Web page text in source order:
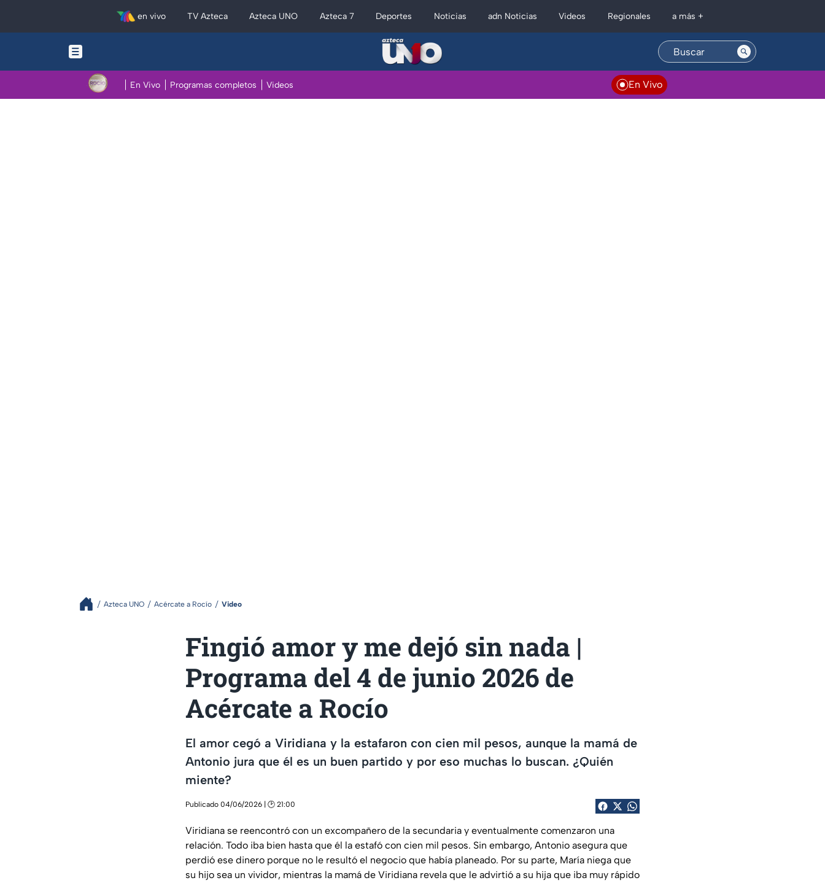
en vivo TV Azteca Azteca UNO Azteca 7 Deportes Noticias adn Noticias Videos Regionales a más +
En Vivo Programas completos Videos En Vivo
Azteca UNO Acércate a Rocío Video
Fingió amor y me dejó sin nada |
Programa del 4 de junio 2026 de
Acércate a Rocío
El amor cegó a Viridiana y la estafaron con cien mil pesos, aunque la mamá de
Antonio jura que él es un buen partido y por eso muchas lo buscan. ¿Quién
miente?
Publicado 04/06/2026 | 🕑 21:00
Viridiana se reencontró con un excompañero de la secundaria y eventualmente comenzaron una
relación. Todo iba bien hasta que él la estafó con cien mil pesos. Sin embargo, Antonio asegura que
perdió ese dinero porque no le resultó el negocio que había planeado. Por su parte, María niega que
su hijo sea un vividor, mientras la mamá de Viridiana revela que le advirtió a su hija que iba muy rápido